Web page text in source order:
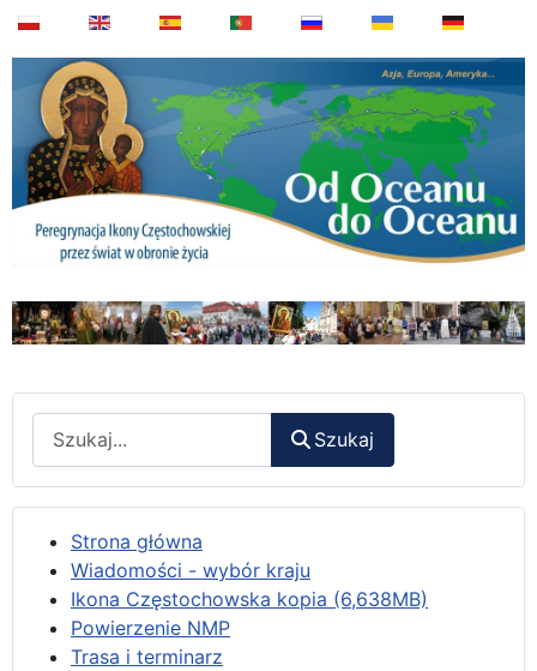
Szukaj
Strona główna
Wiadomości - wybór kraju
Ikona Częstochowska kopia (6,638MB)
Powierzenie NMP
Trasa i terminarz